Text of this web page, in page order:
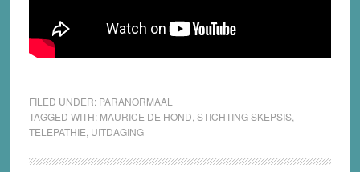
FILED UNDER: PARANORMAAL
TAGGED WITH: MAURICE DE HOND STICHTING SKEPSIS,
TELEPATHIE UITDAGING